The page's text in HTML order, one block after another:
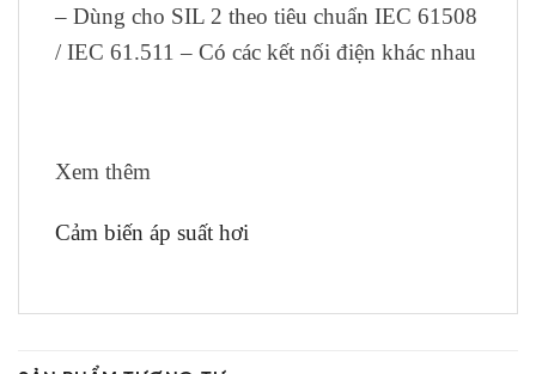
– Dùng cho SIL 2 theo tiêu chuẩn IEC 61508
/ IEC 61.511 – Có các kết nối điện khác nhau
Xem thêm
Cảm biến áp suất hơi